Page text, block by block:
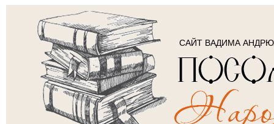
САЙТ ВАДИМА